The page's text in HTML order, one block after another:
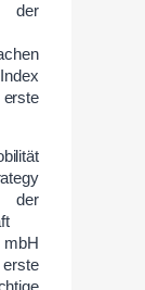
der